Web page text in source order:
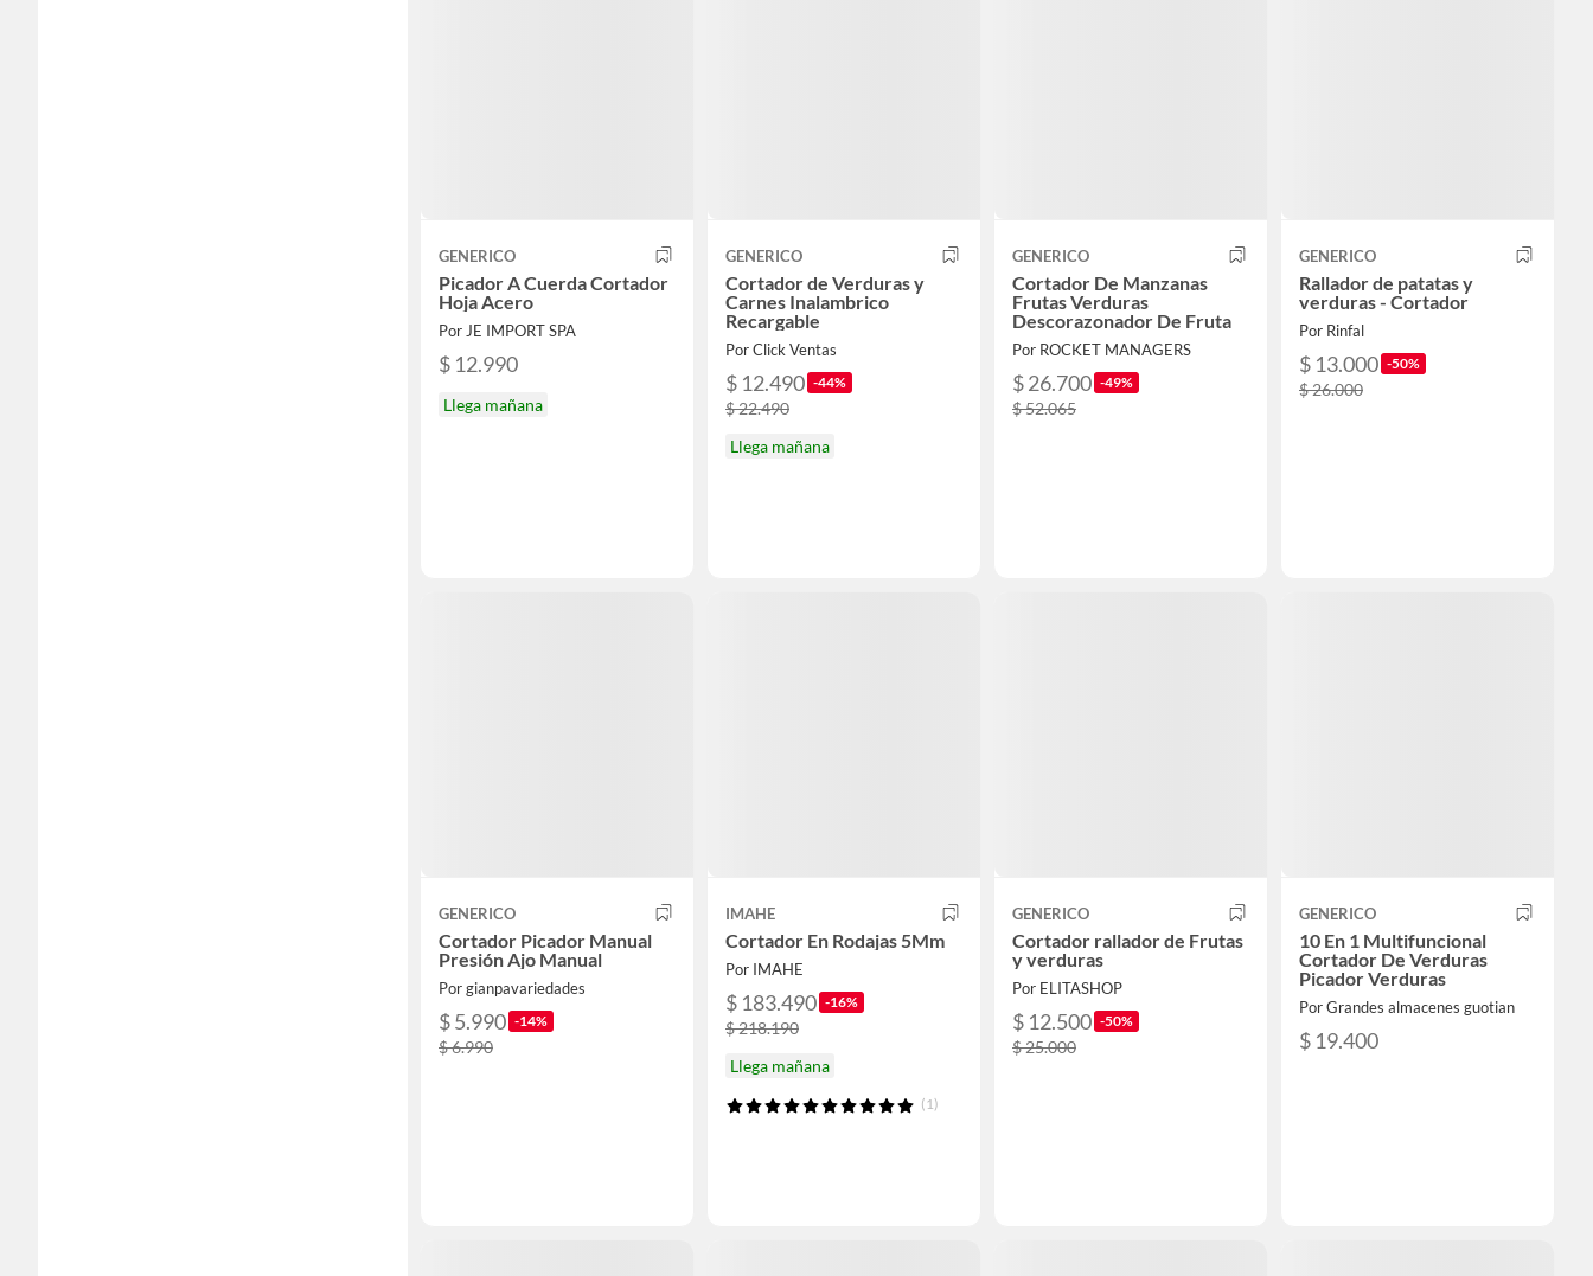
GENERICO
Picador A Cuerda Cortador
Hoja Acero
Por JE IMPORT SPA
$ 12.990
Llega mañana
GENERICO
Cortador de Verduras y
Carnes Inalambrico
Recargable
Por Click Ventas
$ 12.490 -44%
$ 22.490
Llega mañana
GENERICO
Cortador De Manzanas
Frutas Verduras
Descorazonador De Fruta
Por ROCKET MANAGERS
$ 26.700 -49%
$ 52.065
GENERICO
Rallador de patatas y
verduras - Cortador
Por Rinfal
$ 13.000 -50%
$ 26.000
GENERICO
Cortador Picador Manual
Presión Ajo Manual
Por gianpavariedades
$ 5.990 -14%
$ 6.990
IMAHE
Cortador En Rodajas 5Mm
Por IMAHE
$ 183.490 -16%
$ 218.190
Llega mañana
(1)
GENERICO
Cortador rallador de Frutas
y verduras
Por ELITASHOP
$ 12.500 -50%
$ 25.000
GENERICO
10 En 1 Multifuncional
Cortador De Verduras
Picador Verduras
Por Grandes almacenes guotian
$ 19.400